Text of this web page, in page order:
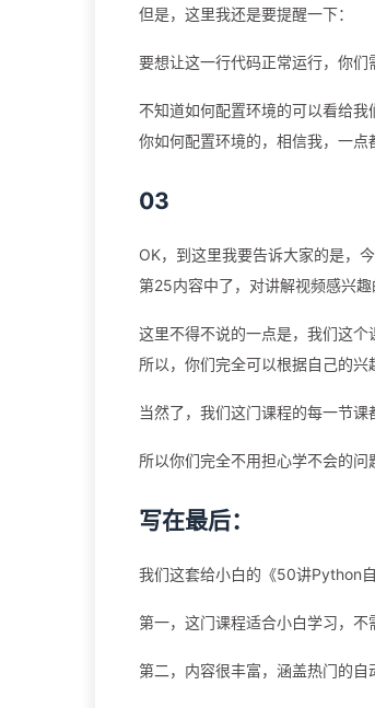
但是，这里我还是要提醒一下：
要想让这一行代码正常运行，你们
不知道如何配置环境的可以看给
你如何配置环境的，相信我，一点
03
OK，到这里我要告诉大家的是，
第25内容中了，对讲解视频感兴趣
这里不得不说的一点是，我们这个
所以，你们完全可以根据自己的兴
当然了，我们这门课程的每一节课
所以你们完全不用担心学不会的问
写在最后：
我们这套给小白的《50讲Python
第一，这门课程适合小白学习，不
第二，内容很丰富，涵盖热门的自